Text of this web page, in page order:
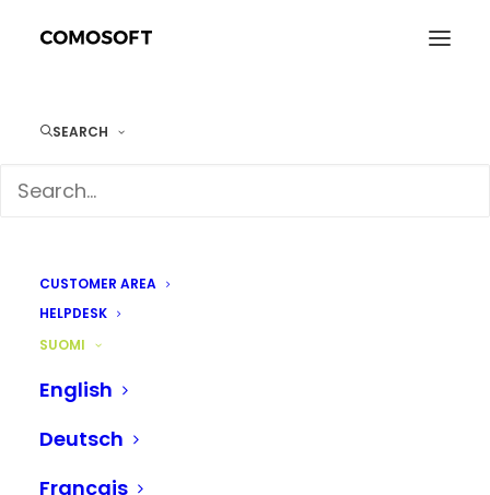
SEARCH
CUSTOMER AREA
HELPDESK
SUOMI
English
Deutsch
Français
Tulevaisuuden Customer Experience
Tulevaisuuden
Customer Experience –
mitä asiakkaat todella
haluavat